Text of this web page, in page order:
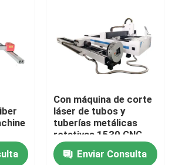
Con máquina de corte
láser de tubos y
tuberías metálicas
rotativas 1530 CNC
Raycus 6000W
12000WEnviar Consulta